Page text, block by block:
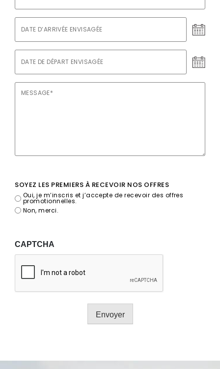
d’arrivée
de
envisagée
SOYEZ LES PREMIERS À RECEVOIR NOS OFFRES
Oui, je m’inscris et j’accepte de recevoir des offres
promotionnelles.
Non, merci.
CAPTCHA
Envoyer